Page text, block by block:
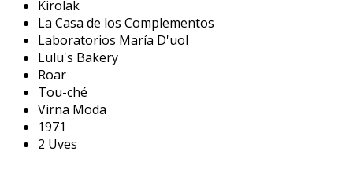
Kirolak
La Casa de los Complementos
Laboratorios María D'uol
Lulu's Bakery
Roar
Tou-ché
Virna Moda
1971
2 Uves